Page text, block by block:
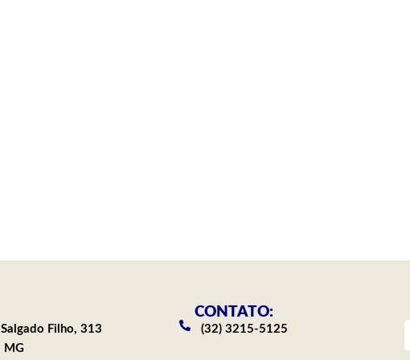
Filho, 313
MG
CONTATO:
(32) 3215-5125